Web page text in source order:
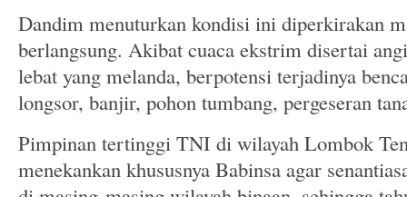
Dandim menuturkan kondisi ini diperkirakan
berlangsung. Akibat cuaca ekstrim disertai
lebat yang melanda, berpotensi terjadinya
longsor, banjir, pohon tumbang, pergeseran
Pimpinan tertinggi TNI di wilayah Lombok
menekankan khususnya Babinsa agar